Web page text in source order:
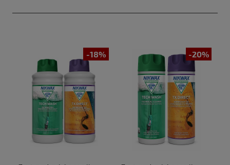
-18% -20%